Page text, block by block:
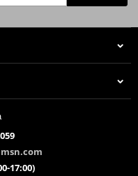
17:00)